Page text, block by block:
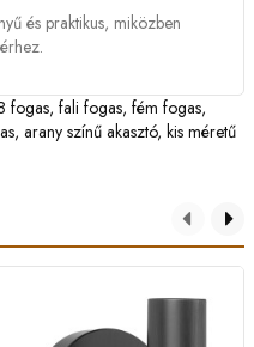
és praktikus, miközben
fogas, fali fogas, fém fogas,
, arany színű akasztó, kis méretű